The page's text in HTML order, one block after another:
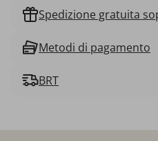
Spedizione gratuita
Metodi di pagamento
BRT